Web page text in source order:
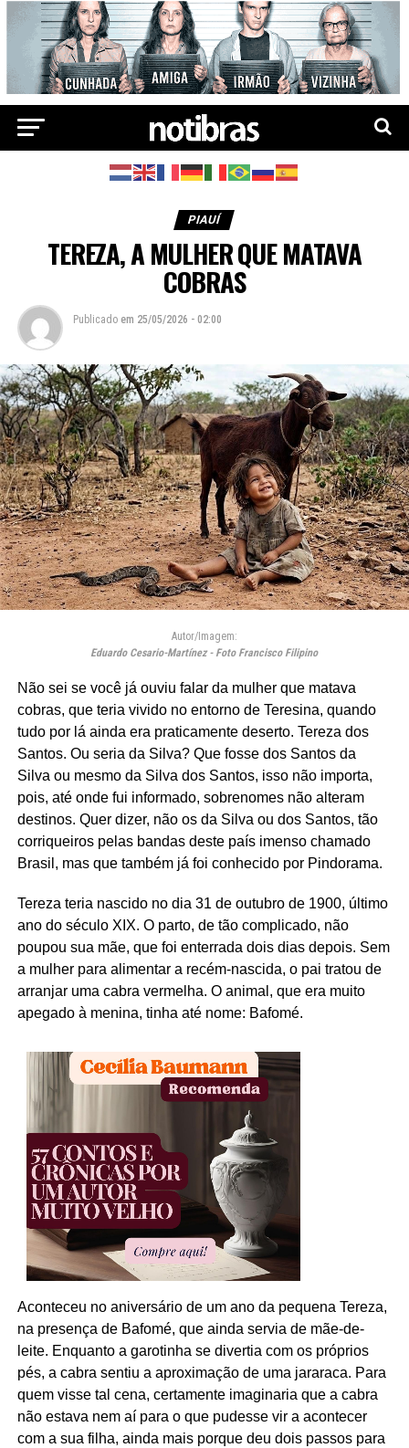
PIAUÍ
TEREZA, A MULHER QUE MATAVA
COBRAS
Publicado em 25/05/2026 - 02:00
Autor/Imagem:
Eduardo Cesario-Martínez - Foto Francisco Filipino
Não sei se você já ouviu falar da mulher que matava
cobras, que teria vivido no entorno de Teresina, quando
tudo por lá ainda era praticamente deserto. Tereza dos
Santos. Ou seria da Silva? Que fosse dos Santos da
Silva ou mesmo da Silva dos Santos, isso não importa,
pois, até onde fui informado, sobrenomes não alteram
destinos. Quer dizer, não os da Silva ou dos Santos, tão
corriqueiros pelas bandas deste país imenso chamado
Brasil, mas que também já foi conhecido por Pindorama.
Tereza teria nascido no dia 31 de outubro de 1900, último
ano do século XIX. O parto, de tão complicado, não
poupou sua mãe, que foi enterrada dois dias depois. Sem
a mulher para alimentar a recém-nascida, o pai tratou de
arranjar uma cabra vermelha. O animal, que era muito
apegado à menina, tinha até nome: Bafomé.
Aconteceu no aniversário de um ano da pequena Tereza,
na presença de Bafomé, que ainda servia de mãe-de-
leite. Enquanto a garotinha se divertia com os próprios
pés, a cabra sentiu a aproximação de uma jararaca. Para
quem visse tal cena, certamente imaginaria que a cabra
não estava nem aí para o que pudesse vir a acontecer
com a sua filha, ainda mais porque deu dois passos para